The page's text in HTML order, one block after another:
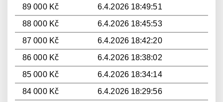
89 000 Kč
6.4.2026 18:49:51
88 000 Kč
6.4.2026 18:45:53
87 000 Kč
6.4.2026 18:42:20
86 000 Kč
6.4.2026 18:38:02
85 000 Kč
6.4.2026 18:34:14
84 000 Kč
6.4.2026 18:29:56